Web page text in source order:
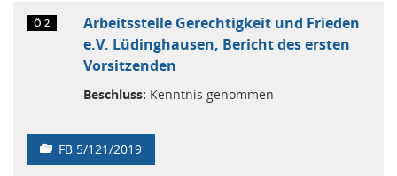
Ö 2
Arbeitsstelle Gerechtigkeit und Frieden
e.V. Lüdinghausen, Bericht des ersten
Vorsitzenden
Beschluss: Kenntnis genommen
FB 5/121/2019